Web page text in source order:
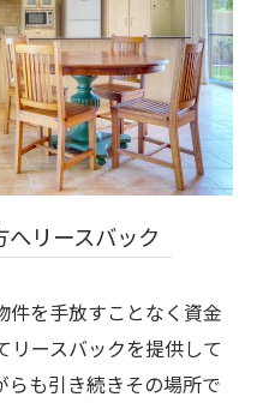
リースバック
件を手放すことなく資金
リースバックを提供して
らも引き続きその場所で